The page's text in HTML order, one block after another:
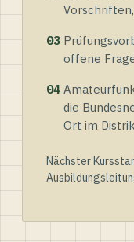
03
offene
04
die
Ort im
Nächster